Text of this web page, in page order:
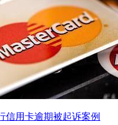
信用卡逾期被起诉案例